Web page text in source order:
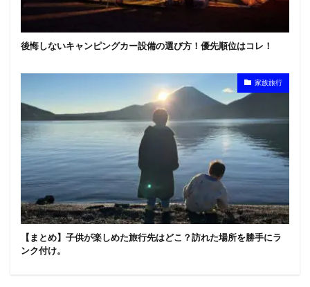
後悔しないキャンピングカー設備の選び方！優先順位はコレ！
家族旅行
【まとめ】子供が楽しめた旅行先はどこ？訪れた場所を勝手にラ
ンク付け。